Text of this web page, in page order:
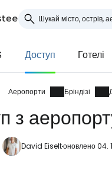
Доступ Готелі
Аеропорти Бріндізі
з
David Eiseltоновлено 04.
до
туристична спільнота
Продовжуйте з